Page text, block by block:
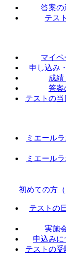
答案の
テス
マイペ
申し込み
成
答案
テストの当
ミエール
ミエール
初めての方
テストの
実施
申込みに
テストの